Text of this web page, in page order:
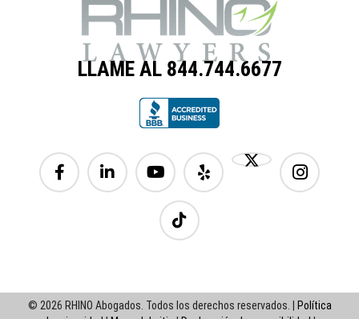
LLAME AL 844.744.6677
© 2026 RHINO Abogados. Todos los derechos reservados. |
Política